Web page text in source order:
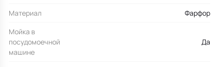
Материал
Фарфор
Мойка в
посудомоечной
машине
Да